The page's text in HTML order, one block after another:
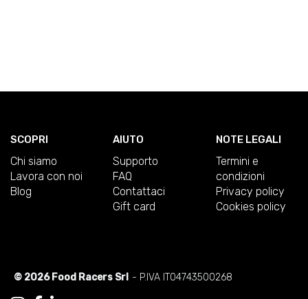
SCOPRI
Chi siamo
Lavora con noi
Blog
AIUTO
Supporto
FAQ
Contattaci
Gift card
NOTE LEGALI
Termini e
condizioni
Privacy policy
Cookies policy
© 2026 Food Racers Srl - P.IVA IT04743500268